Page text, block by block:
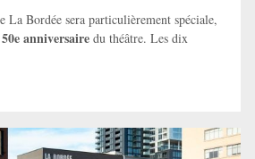
La Bordée sera particulièrement spéciale,
50e anniversaire du théâtre. Les dix